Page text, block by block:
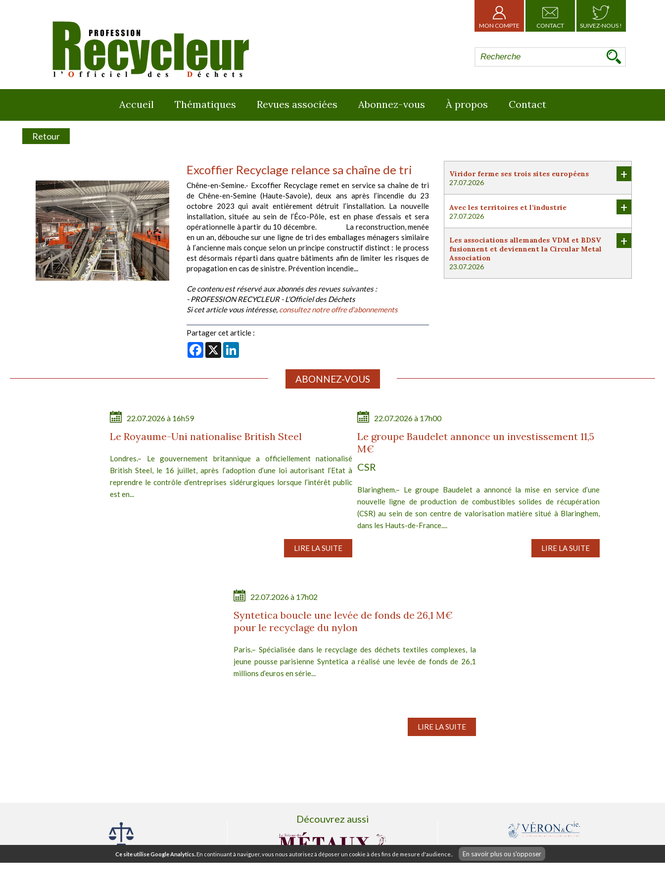
Ce site utilise Google Analytics.En continuant à naviguer, vous nous autorisez à déposer un cookie à des fins de mesure d'audience.. En savoir plus ou s'opposer
MON COMPTE CONTACT SUIVEZ-NOUS !
Accueil Thématiques Revues associées Abonnez-vous À propos Contact
Retour
Excoffier Recyclage relance sa chaîne de tri
Chêne-en-Semine.- Excoffier Recyclage remet en service sa chaîne de tri
de Chêne-en-Semine (Haute-Savoie), deux ans après l’incendie du 23
octobre 2023 qui avait entièrement détruit l’installation. La nouvelle
installation, située au sein de l’Éco-Pôle, est en phase d’essais et sera
opérationnelle à partir du 10 décembre. La reconstruction, menée
en un an, débouche sur une ligne de tri des emballages ménagers similaire
à l’ancienne mais conçue selon un principe constructif distinct : le process
est désormais réparti dans quatre bâtiments afin de limiter les risques de
propagation en cas de sinistre. Prévention incendie...
Ce contenu est réservé aux abonnés des revues suivantes :
- PROFESSION RECYCLEUR - L'Officiel des Déchets
Si cet article vous intéresse, consultez notre offre d'abonnements
Partager cet article :
Facebook
X
Viridor ferme ses trois sites européens
27.07.2026
+
Avec les territoires et l’industrie
27.07.2026
+
Les associations allemandes VDM et BDSV
fusionnent et deviennent la Circular Metal
Association
23.07.2026
+
ABONNEZ-VOUS
22.07.2026 à 16h59
Le Royaume-Uni nationalise British Steel
Londres.– Le gouvernement britannique a officiellement nationalisé
British Steel, le 16 juillet, après l’adoption d’une loi autorisant l’Etat à
reprendre le contrôle d’entreprises sidérurgiques lorsque l’intérêt public
est en...
LIRE LA SUITE
22.07.2026 à 17h00
Le groupe Baudelet annonce un investissement 11,5
M€
CSR
Blaringhem.– Le groupe Baudelet a annoncé la mise en service d’une
nouvelle ligne de production de combustibles solides de récupération
(CSR) au sein de son centre de valorisation matière situé à Blaringhem,
dans les Hauts-de-France....
LIRE LA SUITE
22.07.2026 à 17h02
Syntetica boucle une levée de fonds de 26,1 M€
pour le recyclage du nylon
Paris.– Spécialisée dans le recyclage des déchets textiles complexes, la
jeune pousse parisienne Syntetica a réalisé une levée de fonds de 26,1
millions d’euros en série...
LIRE LA SUITE
Mentions légales ® CGU CGV
Nos articles | Lettre d'information | Plan du Site
Découvrez aussi
42 rue d'Antrain
35700 Rennes (France)